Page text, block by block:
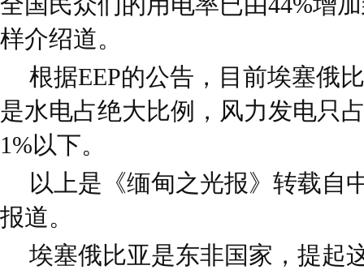
样介绍道。
根据EEP的公告，目前埃塞俄
是水电占绝大比例，风力发电只
1%以下。
以上是《缅甸之光报》转载自
报道。
埃塞俄比亚是东非国家，提起